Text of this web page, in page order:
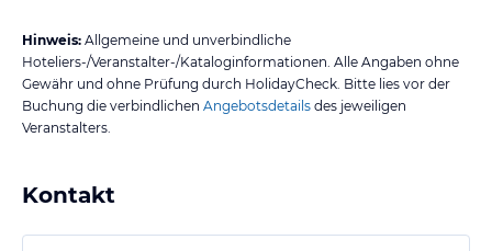
Hinweis: Allgemeine und unverbindliche
Hoteliers-/Veranstalter-/Kataloginformationen. Alle Angaben ohne
Gewähr und ohne Prüfung durch HolidayCheck. Bitte lies vor der
Buchung die verbindlichen Angebotsdetails des jeweiligen
Veranstalters.
Kontakt